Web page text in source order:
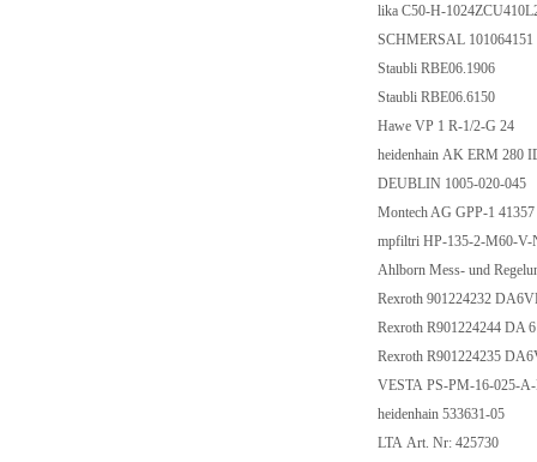
lika C50-H-
SCHMERSAL 101064151
Staubli RBE06.1906
Staubli RBE06.6150
Hawe VP 1 R-1/2-G 24
heidenhain AK ERM 280
DEUBLIN 1005-020-045
Montech AG GPP-1 41357
mpfiltri HP-135-2-M60-V-
Ahlborn Mess- und
Rexroth 901224232
Rexroth R901224244 DA
Rexroth R901224235
VESTA PS-PM-16-025-
heidenhain 533631-05
LTA Art. Nr: 425730